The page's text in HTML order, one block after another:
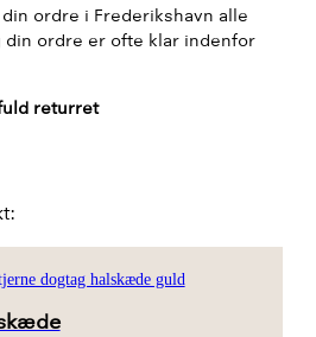
ordre i Frederikshavn alle
din ordre er ofte klar indenfor
returret